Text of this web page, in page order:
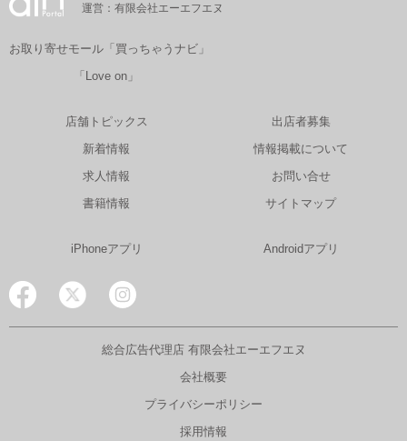
運営：有限会社エーエフエヌ
お取り寄せモール「買っちゃうナビ」
「Love on」
店舗トピックス
新着情報
求人情報
書籍情報
出店者募集
情報掲載について
お問い合せ
サイトマップ
iPhoneアプリ Androidアプリ
総合広告代理店 有限会社エーエフエヌ
会社概要
プライバシーポリシー
採用情報